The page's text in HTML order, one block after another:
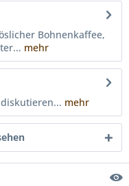
Bohnenkaffee,
mehr
mehr